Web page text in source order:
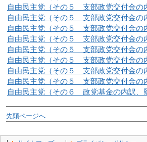
自由民主党（その５ 支部政党交付金の
自由民主党（その５ 支部政党交付金の
自由民主党（その５ 支部政党交付金の
自由民主党（その５ 支部政党交付金の
自由民主党（その５ 支部政党交付金の
自由民主党（その５ 支部政党交付金の
自由民主党（その５ 支部政党交付金の
自由民主党（その５ 支部政党交付金の
自由民主党（その６ 政党基金の内訳
先頭ページへ